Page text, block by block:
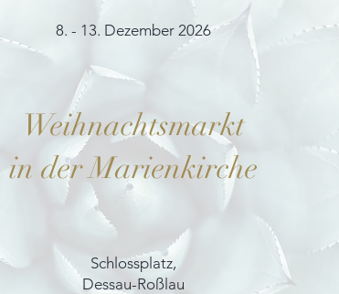
8. - 13. Dezember 2026
Weihnachtsmarkt
in der Marienkirche
Schlossplatz,
Dessau-Roßlau